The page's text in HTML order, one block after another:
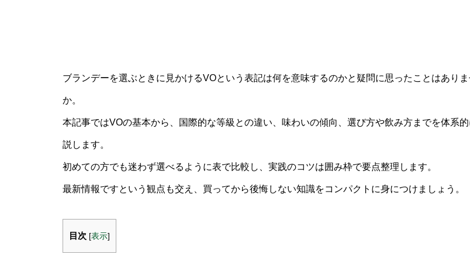
ブランデーを選ぶときに見かけるVOという表記は何を意味するのかと疑問に思ったことはあり
か。
本記事ではVOの基本から、国際的な等級との違い、味わいの傾向、選び方や飲み方までを体系
説します。
初めての方でも迷わず選べるように表で比較し、実践のコツは囲み枠で要点整理します。
最新情報ですという観点も交え、買ってから後悔しない知識をコンパクトに身につけましょう。
目次 [表示]